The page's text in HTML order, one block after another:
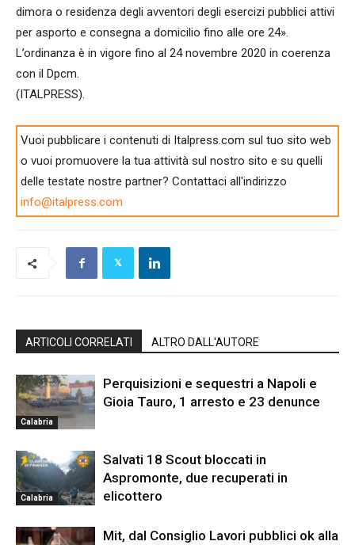
dimora o residenza degli avventori degli esercizi pubblici attivi
per asporto e consegna a domicilio fino alle ore 24».
L’ordinanza è in vigore fino al 24 novembre 2020 in coerenza
con il Dpcm.
(ITALPRESS).
Vuoi pubblicare i contenuti di Italpress.com sul tuo sito web
o vuoi promuovere la tua attività sul nostro sito e su quelli
delle testate nostre partner? Contattaci all'indirizzo
info@italpress.com
ARTICOLI CORRELATI ALTRO DALL'AUTORE
Calabria
Perquisizioni e sequestri a Napoli e
Gioia Tauro, 1 arresto e 23 denunce
Calabria
Salvati 18 Scout bloccati in
Aspromonte, due recuperati in
elicottero
Mit, dal Consiglio Lavori pubblici ok alla